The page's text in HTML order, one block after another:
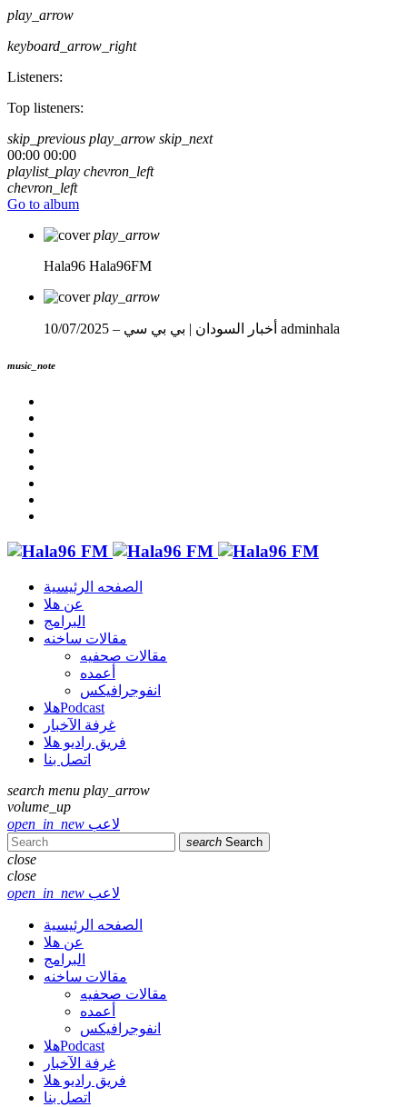
play_arrow
keyboard_arrow_right
Listeners:
Top listeners:
skip_previous play_arrow skip_next
00:00 00:00
playlist_play chevron_left
chevron_left
Go to album
play_arrow
Hala96 Hala96FM
play_arrow
أخبار السودان | بي بي سي – 10/07/2025 adminhala
music_note
الصفحه الرئيسية
عن هلا
البرامج
مقالات ساخنه
مقالات صحفيه
أعمده
انفوجرافيكس
هلاPodcast
غرفة الآخبار
فريق راديو هلا
اتصل بنا
search menu play_arrow
volume_up
open_in_new لاعب
search Search
close
close
open_in_new لاعب
الصفحه الرئيسية
عن هلا
البرامج
مقالات ساخنه
مقالات صحفيه
أعمده
انفوجرافيكس
هلاPodcast
غرفة الآخبار
فريق راديو هلا
اتصل بنا